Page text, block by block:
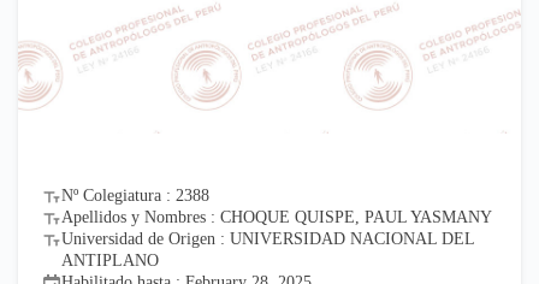
Nº Colegiatura : 2388
Apellidos y Nombres : CHOQUE QUISPE, PAUL YASMANY
Universidad de Origen : UNIVERSIDAD NACIONAL DEL
ANTIPLANO